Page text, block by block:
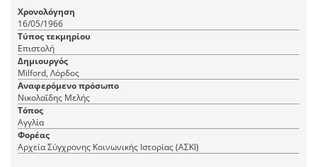
Χρονολόγηση
16/05/1966
Τύπος τεκμηρίου
Επιστολή
Δημιουργός
Milford, Λόρδος
Αναφερόμενο πρόσωπο
Νικολαΐδης Μελής
Τόπος
Αγγλία
Φορέας
Αρχεία Σύγχρονης Κοινωνικής Ιστορίας (ΑΣΚΙ)